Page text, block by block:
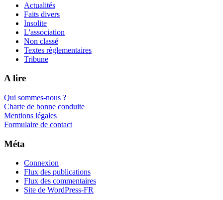
Actualités
Faits divers
Insolite
L'association
Non classé
Textes règlementaires
Tribune
A lire
Qui sommes-nous ?
Charte de bonne conduite
Mentions légales
Formulaire de contact
Méta
Connexion
Flux des publications
Flux des commentaires
Site de WordPress-FR